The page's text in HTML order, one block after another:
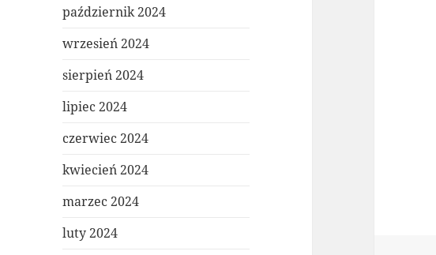
październik 2024
wrzesień 2024
sierpień 2024
lipiec 2024
czerwiec 2024
kwiecień 2024
marzec 2024
luty 2024